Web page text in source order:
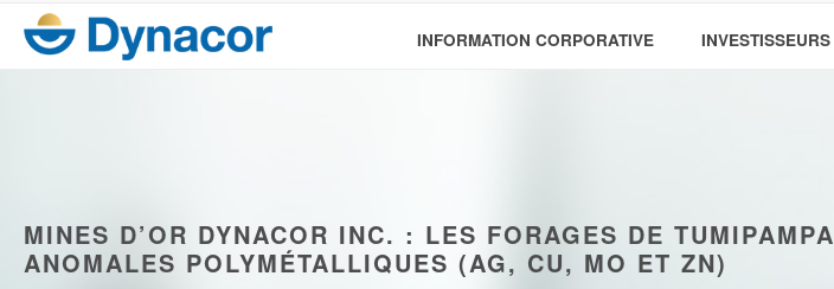
INFORMATION CORPORATIVE INVESTISSEURS
MINES D’OR DYNACOR INC. : LES FORAGES DE
ANOMALES POLYMÉTALLIQUES (AG, CU, MO ET ZN)